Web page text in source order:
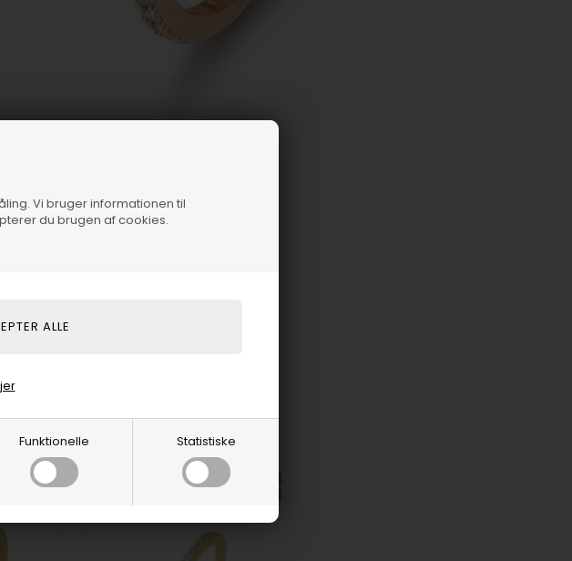
Vi bruger informationen til
du brugen af cookies.
Funktionelle Statistiske